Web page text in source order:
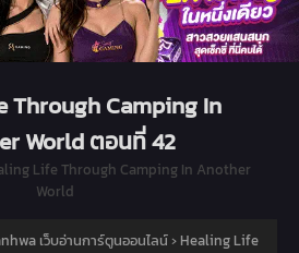
Through Camping In
World ตอนที่ 42
Life Through Camping In Another
World
เว็บอ่านการ์ตูนออนไลน์› Healing Life